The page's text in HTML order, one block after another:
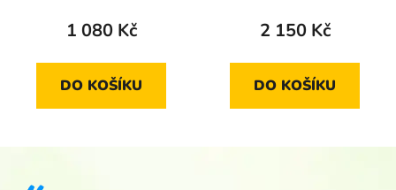
1 080 Kč
DO KOŠÍKU
2 150 Kč
DO KOŠÍKU